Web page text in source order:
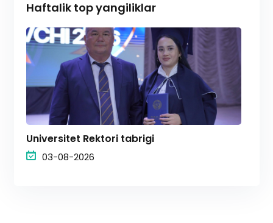
Haftalik top yangiliklar
Universitet Rektori tabrigi
03-08-2026